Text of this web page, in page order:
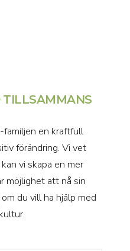
TILLSAMMANS
familjen en kraftfull
förändring. Vi vet
vi skapa en mer
möjlighet att nå sin
du vill ha hjälp med